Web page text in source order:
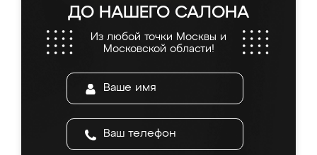
ДО НАШЕГО САЛОНА
Из любой точки Москвы и
Московской области!